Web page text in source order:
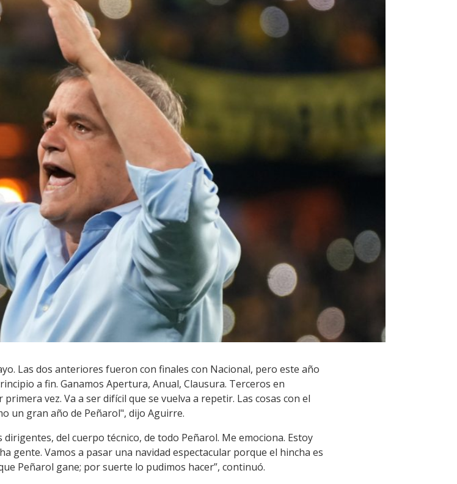
Las dos anteriores fueron con finales con Nacional, pero este año
a fin. Ganamos Apertura, Anual, Clausura. Terceros en
vez. Va a ser difícil que se vuelva a repetir. Las cosas con el
un gran año de Peñarol", dijo Aguirre.
del cuerpo técnico, de todo Peñarol. Me emociona. Estoy
gente. Vamos a pasar una navidad espectacular porque el hincha es
Peñarol gane; por suerte lo pudimos hacer”, continuó.